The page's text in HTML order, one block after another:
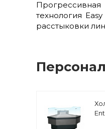
технология
расстыковки